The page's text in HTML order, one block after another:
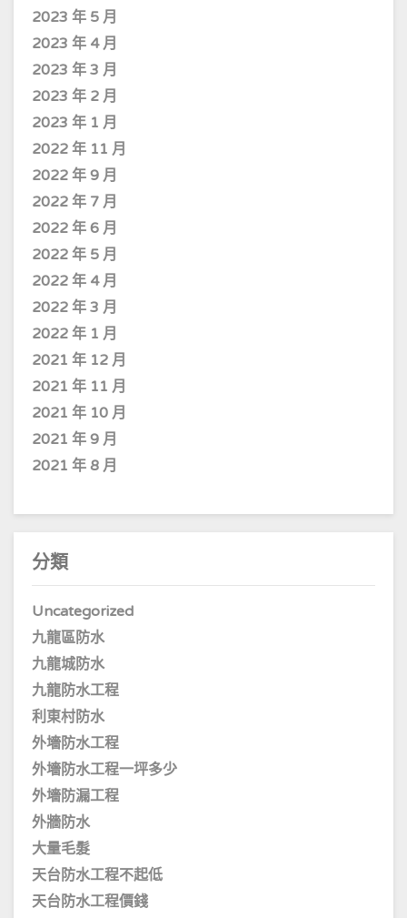
2023 年 5 月
2023 年 4 月
2023 年 3 月
2023 年 2 月
2023 年 1 月
2022 年 11 月
2022 年 9 月
2022 年 7 月
2022 年 6 月
2022 年 5 月
2022 年 4 月
2022 年 3 月
2022 年 1 月
2021 年 12 月
2021 年 11 月
2021 年 10 月
2021 年 9 月
2021 年 8 月
分類
Uncategorized
九龍區防水
九龍城防水
九龍防水工程
利東村防水
外墻防水工程
外墻防水工程一坪多少
外墻防漏工程
外牆防水
大量毛髮
天台防水工程不起低
天台防水工程價錢